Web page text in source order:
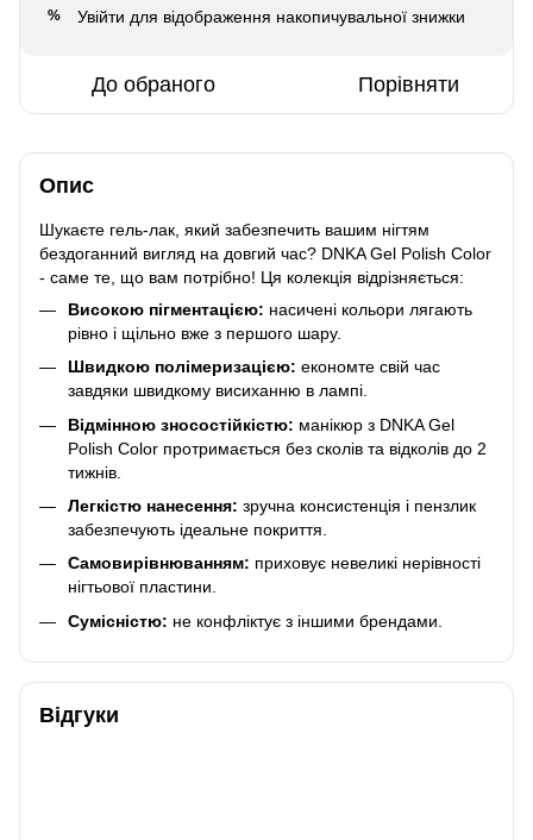
% Увійти для відображення накопичувальної знижки
До обраного Порівняти
Опис
Шукаєте гель-лак, який забезпечить вашим нігтям
бездоганний вигляд на довгий час? DNKA Gel Polish Color
- саме те, що вам потрібно! Ця колекція відрізняється:
Високою пігментацією: насичені кольори лягають
рівно і щільно вже з першого шару.
Швидкою полімеризацією: економте свій час
завдяки швидкому висиханню в лампі.
Відмінною зносостійкістю: манікюр з DNKA Gel
Polish Color протримається без сколів та відколів до 2
тижнів.
Легкістю нанесення: зручна консистенція і пензлик
забезпечують ідеальне покриття.
Самовирівнюванням: приховує невеликі нерівності
нігтьової пластини.
Сумісністю: не конфліктує з іншими брендами.
Відгуки